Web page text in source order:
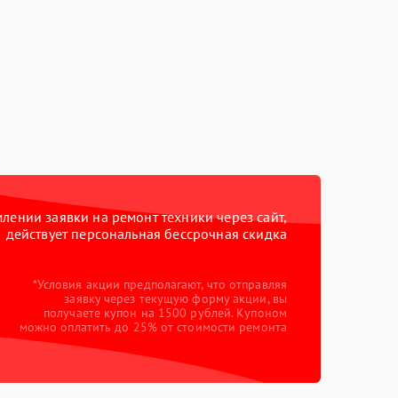
заявки на ремонт техники через сайт,
действует персональная бессрочная скидка
*Условия акции предполагают, что отправляя
заявку через текущую форму акции, вы
получаете купон на 1500 рублей. Купоном
можно оплатить до 25% от стоимости ремонта